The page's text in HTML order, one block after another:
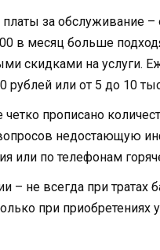
платы за обслуживание
в месяц больше
скидками на услуги.
рублей или от 5 до 10
прописано
недостающую
или по телефонам
– не всегда при тратах
при приобретениях